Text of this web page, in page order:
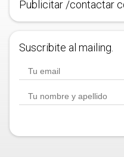
Publicitar /contactar
Suscribite al mailing.